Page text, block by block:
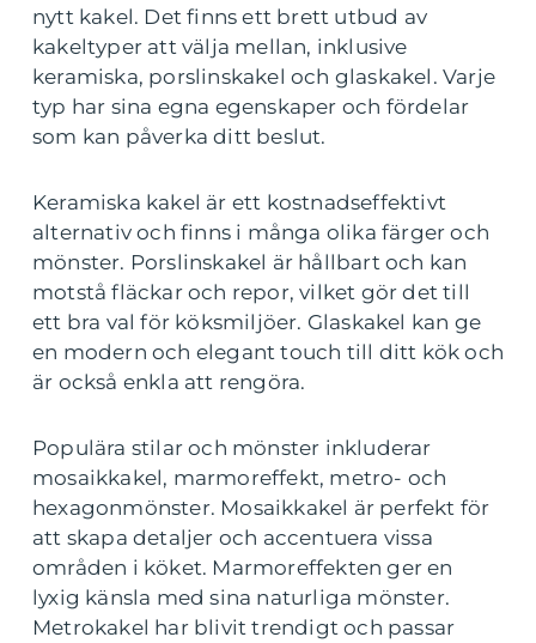
nytt kakel. Det finns ett brett utbud av
kakeltyper att välja mellan, inklusive
keramiska, porslinskakel och glaskakel. Varje
typ har sina egna egenskaper och fördelar
som kan påverka ditt beslut.
Keramiska kakel är ett kostnadseffektivt
alternativ och finns i många olika färger och
mönster. Porslinskakel är hållbart och kan
motstå fläckar och repor, vilket gör det till
ett bra val för köksmiljöer. Glaskakel kan ge
en modern och elegant touch till ditt kök och
är också enkla att rengöra.
Populära stilar och mönster inkluderar
mosaikkakel, marmoreffekt, metro- och
hexagonmönster. Mosaikkakel är perfekt för
att skapa detaljer och accentuera vissa
områden i köket. Marmoreffekten ger en
lyxig känsla med sina naturliga mönster.
Metrokakel har blivit trendigt och passar